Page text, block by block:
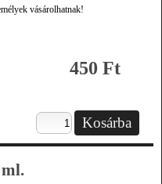
vásárolhatnak!
450 Ft